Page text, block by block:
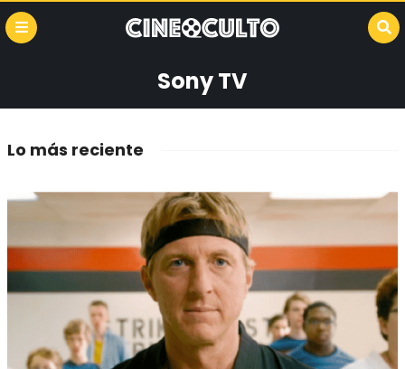
Sony TV
Lo más reciente